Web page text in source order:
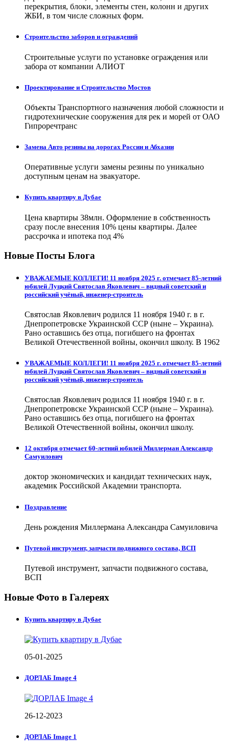
перекрытия, блоки, элементы стен, колонн и других
ЖБИ, в том числе сложных форм.
Строительство заборов и ограждений
Строительные услуги по установке ограждения или
забора от компании АЛИОТ
Проектирование и Строительство Мостов
Объекты Транспортного назначения любой сложности и
гидротехнические сооружения для рек и морей от ОАО
Гипроречтранс
Замена Авто резины на дорогах России и Абхазии
Оперативные услуги замены резины по уникально
доступным ценам на эвакуаторе.
Купить квартиру в Дубае
Цена квартиры 38млн. Оформление в собственность
сразу после внесения 10% цены квартиры. Далее
рассрочка и ипотека под 4%
Новые Посты Блога
УВАЖАЕМЫЕ КОЛЛЕГИ! 11 ноября 2025 г. отмечает 85-летний
юбилей Луцкий Святослав Яковлевич – видный советский и
российский учёный, инженер-строитель
Святослав Яковлевич родился 11 ноября 1940 г. в г.
Днепропетровске Украинской ССР (ныне – Украина).
Рано оставшись без отца, погибшего на фронтах
Великой Отечественной войны, окончил школу. В 1962
УВАЖАЕМЫЕ КОЛЛЕГИ! 11 ноября 2025 г. отмечает 85-летний
юбилей Луцкий Святослав Яковлевич – видный советский и
российский учёный, инженер-строитель
Святослав Яковлевич родился 11 ноября 1940 г. в г.
Днепропетровске Украинской ССР (ныне – Украина).
Рано оставшись без отца, погибшего на фронтах
Великой Отечественной войны, окончил школу.
12 октября отмечает 60-летний юбилей Миллерман Александр
Самуилович
доктор экономических и кандидат технических наук,
академик Российской Академии транспорта.
Поздравление
День рождения Миллермана Александра Самуиловича
Путевой инструмент, запчасти подвижного состава, ВСП
Путевой инструмент, запчасти подвижного состава,
ВСП
Новые Фото в Галереях
Купить квартиру в Дубае
05-01-2025
ДОРЛАБ Image 4
26-12-2023
ДОРЛАБ Image 1